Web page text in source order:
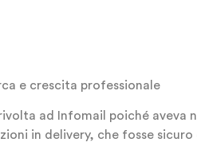
e crescita professionale
ad Infomail poiché aveva
in delivery, che fosse sicuro